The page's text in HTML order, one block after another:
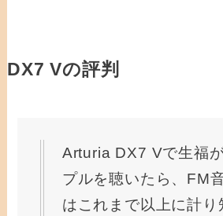
DX7 Vの評判
Arturia DX7 Vで生福
プルを聴いたら、FM
はこれまで以上に計り